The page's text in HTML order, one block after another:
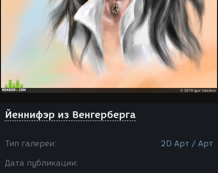
Йеннифэр из Венгерберга
Тип галереи: 2D Арт / Арт
Дата публикации: